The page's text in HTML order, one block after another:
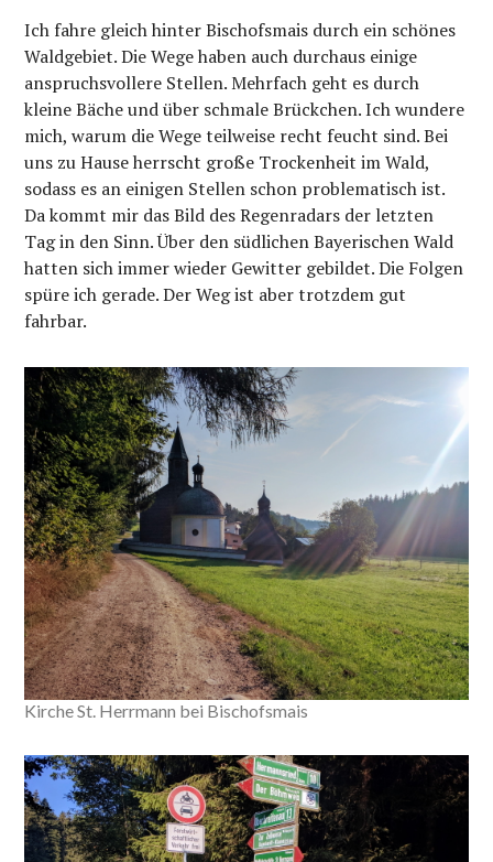
Ich fahre gleich hinter Bischofsmais durch ein schönes
Waldgebiet. Die Wege haben auch durchaus einige
anspruchsvollere Stellen. Mehrfach geht es durch
kleine Bäche und über schmale Brückchen. Ich wundere
mich, warum die Wege teilweise recht feucht sind. Bei
uns zu Hause herrscht große Trockenheit im Wald,
sodass es an einigen Stellen schon problematisch ist.
Da kommt mir das Bild des Regenradars der letzten
Tag in den Sinn. Über den südlichen Bayerischen Wald
hatten sich immer wieder Gewitter gebildet. Die Folgen
spüre ich gerade. Der Weg ist aber trotzdem gut
fahrbar.
Kirche St. Herrmann bei Bischofsmais